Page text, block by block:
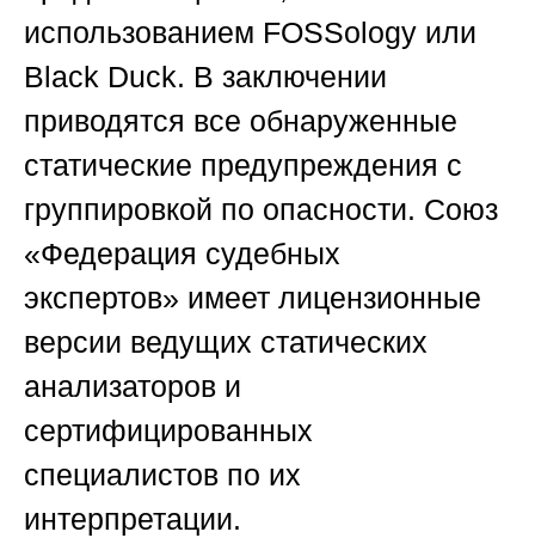
использованием FOSSology или
Black Duck. В заключении
приводятся все обнаруженные
статические предупреждения с
группировкой по опасности. Союз
«Федерация судебных
экспертов» имеет лицензионные
версии ведущих статических
анализаторов и
сертифицированных
специалистов по их
интерпретации.